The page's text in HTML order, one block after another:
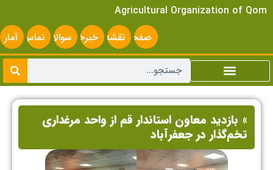
Agricultural Organization of Qom
صفحه
اصلی
نقشه
سایت
خبرخوانسوالات
متداول
تماس
با ما
آمار
» بازدید معاون استاندار قم از واحد مرغداری
تخم‌گذار در جعفرآباد